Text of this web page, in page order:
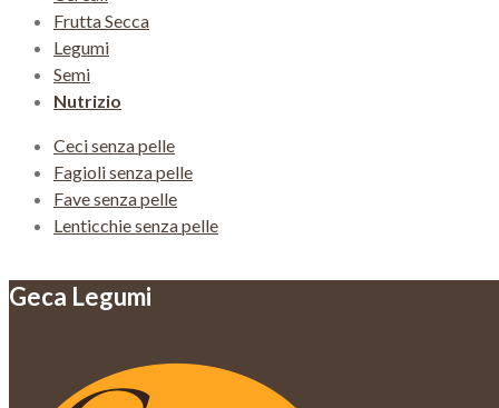
Frutta Secca
Legumi
Semi
Nutrizio
Ceci senza pelle
Fagioli senza pelle
Fave senza pelle
Lenticchie senza pelle
Geca Legumi